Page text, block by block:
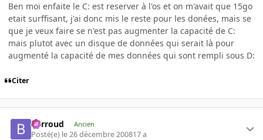
Ben moi enfaite le C: est reserver à l'os et on m'avait que 15go
etait surffisant, j'ai donc mis le reste pour les donées, mais se
que je veux faire se n'est pas augmenter la capacité de C:
mais plutot avec un disque de données qui serait là pour
augmenté la capacité de mes données qui sont rempli sous D:
Citer
Barroud Ancien
Posté(e) le 26 décembre 200817 a